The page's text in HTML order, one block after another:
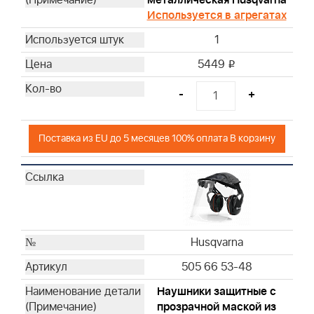
Briggs & Stratton
Briggs & Stratton
Используется в агрегатах
1
5449 i
- +
Поставка из EU до 5 месяцев 100% оплата В корзину
Husqvarna
505 66 53-48
Hаушники защитные с
прозрачной маской из